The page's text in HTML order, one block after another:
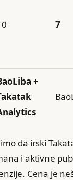
7
+
da irski
i aktivne
Cena je